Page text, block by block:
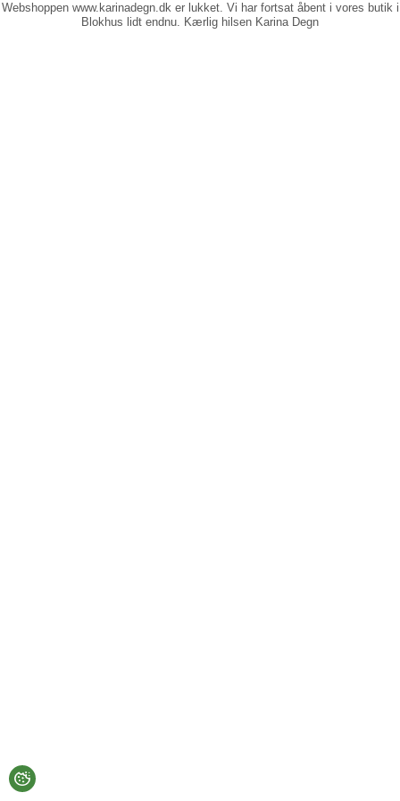
Webshoppen www.karinadegn.dk er lukket. Vi har fortsat åbent i vores butik i
Blokhus lidt endnu. Kærlig hilsen Karina Degn